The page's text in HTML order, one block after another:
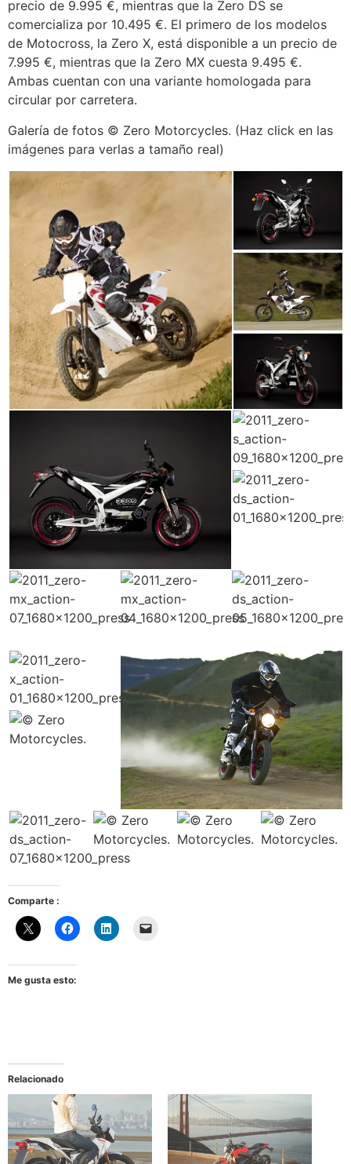
precio de 9.995 €, mientras que la Zero DS se
comercializa por 10.495 €. El primero de los modelos
de Motocross, la Zero X, está disponible a un precio de
7.995 €, mientras que la Zero MX cuesta 9.495 €.
Ambas cuentan con una variante homologada para
circular por carretera.
Galería de fotos © Zero Motorcycles. (Haz click en las
imágenes para verlas a tamaño real)
Comparte :
Me gusta esto:
Relacionado